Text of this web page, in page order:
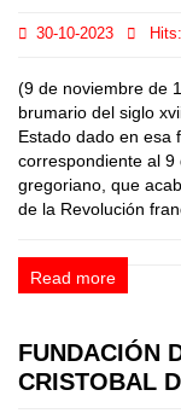
30-10-2023 Hits:
(9 de noviembre de
brumario del siglo
Estado dado en esa
correspondiente al
gregoriano, que
de la Revolución
Read more
FUNDACIÓN
CRISTOBAL